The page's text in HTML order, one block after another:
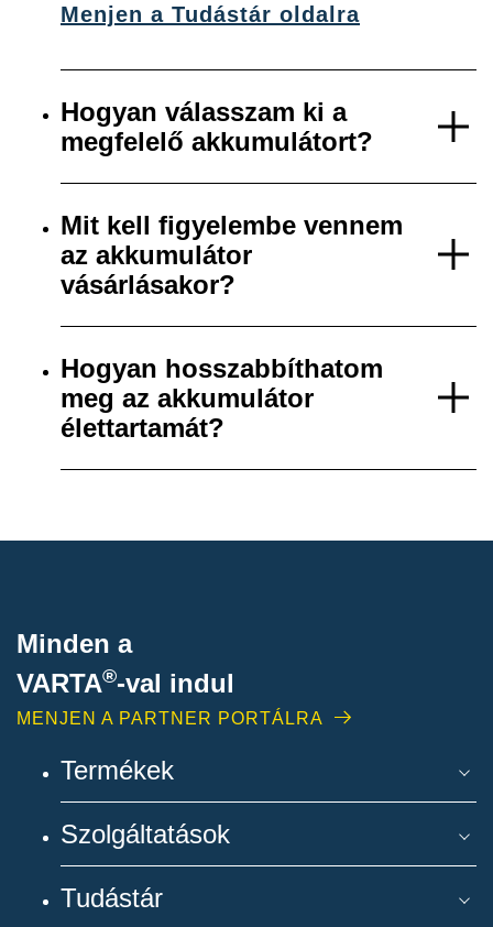
Menjen a Tudástár oldalra
Hogyan válasszam ki a
megfelelő akkumulátort?
Mit kell figyelembe vennem
az akkumulátor
vásárlásakor?
Hogyan hosszabbíthatom
meg az akkumulátor
élettartamát?
Minden a
VARTA®-val indul
MENJEN A PARTNER PORTÁLRA
Termékek
Szolgáltatások
Tudástár